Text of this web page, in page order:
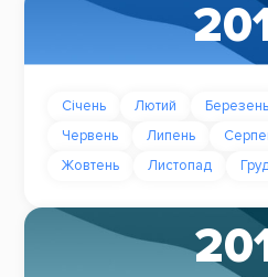
Січень Лютий Березень
Червень
Липень
Жовтень
Листопад